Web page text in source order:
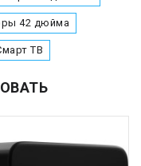
42 дюйма
ТВ